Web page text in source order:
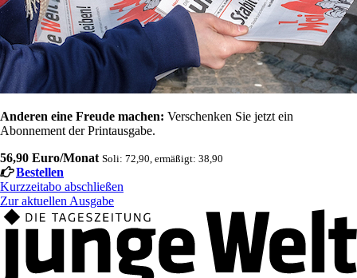
Anderen eine Freude machen: Verschenken Sie jetzt ein
Abonnement der Printausgabe.
56,90 Euro/Monat Soli: 72,90, ermäßigt: 38,90
Bestellen
Kurzzeitabo abschließen
Zur aktuellen Ausgabe